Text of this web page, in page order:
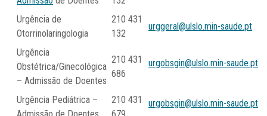
Urgência de
Otorrinolaringologia
210 431
132
urggeral@ulslo.min-saude.pt
Urgência
Obstétrica/Ginecológica
– Admissão de Doentes
210 431
686
urgobsgin@ulslo.min-saude.pt
Urgência Pediátrica –
Admissão de Doentes
210 431
679
urgobsgin@ulslo.min-saude.pt